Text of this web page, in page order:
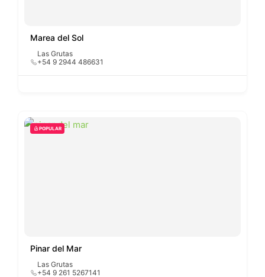
Marea del Sol
Las Grutas
+54 9 2944 486631
POPULAR
Pinar del Mar
Las Grutas
+54 9 261 5267141